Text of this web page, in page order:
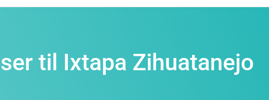
til Ixtapa Zihuatanejo